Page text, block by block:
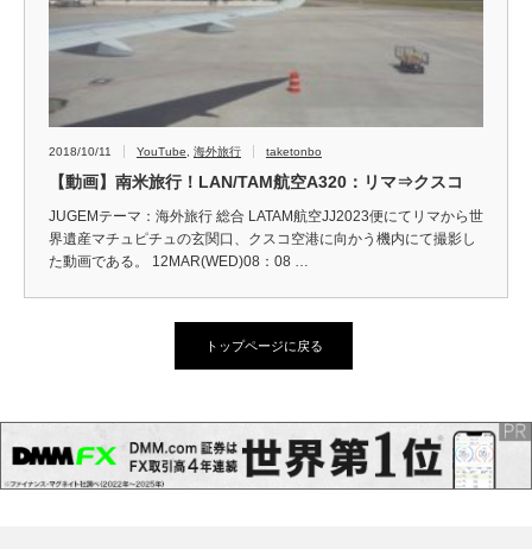
2018/10/11 YouTube 海外旅行 taketonbo
【動画】南米旅行！LAN/TAM航空A320：リマ⇒クスコ
JUGEMテーマ：海外旅行 総合 LATAM航空JJ2023便にてリマから世
界遺産マチュピチュの玄関口、クスコ空港に向かう機内にて撮影し
た動画である。 12MAR(WED)08：08 …
トップページに戻る